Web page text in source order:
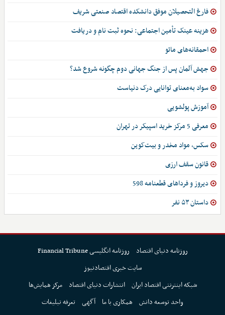
فارغ التحصیلان موفق دانشکده اقتصاد صنعتی شریف
هزینه عینک تأمین اجتماعی: نحوه ثبت نام و دریافت
احمقانه‌های مائو
جهش آلمان پس از جنگ جهانی دوم چگونه شروع شد؟
سواد به‌معنای توانایی درک دنیاست
آموزش پولشویی
معرفی 5 مرکز خرید اسپیکر در تهران
سکس، مواد مخدر و بیت‌کوین
قانون سقف ارزی
دیروز و فرداهای قطعنامه 598
داستان ۵۳ نفر
روزنامه دنیای اقتصاد
روزنامه انگلیسی Financial Tribune
سایت خبری اقتصادنیوز
شبکه اینترنتی اقتصاد ایران انتشارات دنیای اقتصاد
مرکز همایش‌ها
واحد توسعه دانش همکاری با ما آگهی تعرفه تبلیغات